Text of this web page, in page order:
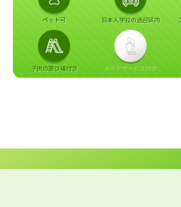
ペット可 日本人学校の送迎区内
子供の遊び場付き メイドサービス付き